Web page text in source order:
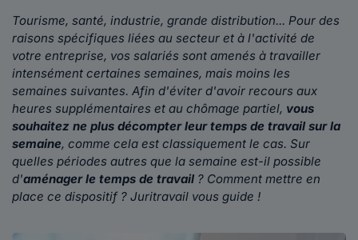
Tourisme, santé, industrie, grande distribution... Pour des
raisons spécifiques liées au secteur et à l'activité de
votre entreprise, vos salariés sont amenés à travailler
intensément certaines semaines, mais moins les
semaines suivantes. Afin d'éviter d'avoir recours aux
heures supplémentaires et au chômage partiel, vous
souhaitez ne plus décompter leur temps de travail sur la
semaine, comme cela est classiquement le cas. Sur
quelles périodes autres que la semaine est-il possible
d'aménager le temps de travail ? Comment mettre en
place ce dispositif ? Juritravail vous guide !